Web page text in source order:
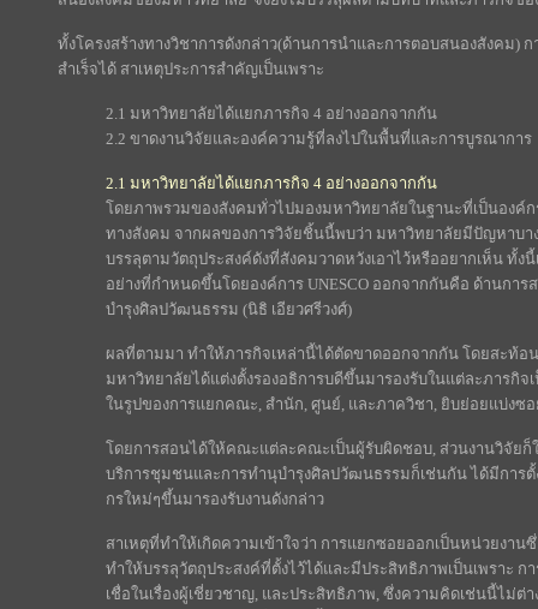
ทั้งโครงสร้างทางวิชาการดังกล่าว(ด้านการนำและการตอบสนองสังคม)
สำเร็จได้ สาเหตุประการสำคัญเป็นเพราะ
2.1 มหาวิทยาลัยได้แยกภารกิจ 4 อย่างออกจากกัน
2.2 ขาดงานวิจัยและองค์ความรู้ที่ลงไปในพื้นที่และการบูรณาการ
2.1 มหาวิทยาลัยได้แยกภารกิจ 4 อย่างออกจากกัน
โดยภาพรวมของสังคมทั่วไปมองมหาวิทยาลัยในฐานะที่เป็นองค์
ทางสังคม จากผลของการวิจัยชิ้นนี้พบว่า มหาวิทยาลัยมีปัญหาบา
บรรลุตามวัตถุประสงค์ดังที่สังคมวาดหวังเอาไว้หรืออยากเห็น ทั้ง
อย่างที่กำหนดขึ้นโดยองค์การ UNESCO ออกจากกันคือ ด้านกา
บำรุงศิลปวัฒนธรรม (นิธิ เอียวศรีวงศ์)
ผลที่ตามมา ทำให้ภารกิจเหล่านี้ได้ตัดขาดออกจากกัน โดยสะท้อ
มหาวิทยาลัยได้แต่งตั้งรองอธิการบดีขึ้นมารองรับในแต่ละภารกิจ
ในรูปของการแยกคณะ, สำนัก, ศูนย์, และภาควิชา, ยิบย่อยแบ่งซ
โดยการสอนได้ให้คณะแต่ละคณะเป็นผู้รับผิดชอบ, ส่วนงานวิจัย
บริการชุมชนและการทำนุบำรุงศิลปวัฒนธรรมก็เช่นกัน ได้มีการ
กรใหม่ๆขึ้นมารองรับงานดังกล่าว
สาเหตุที่ทำให้เกิดความเข้าใจว่า การแยกซอยออกเป็นหน่วยงาน
ทำให้บรรลุวัตถุประสงค์ที่ตั้งไว้ได้และมีประสิทธิภาพเป็นเพราะ ก
เชื่อในเรื่องผู้เชี่ยวชาญ, และประสิทธิภาพ, ซึ่งความคิดเช่นนี้ไม่ต่